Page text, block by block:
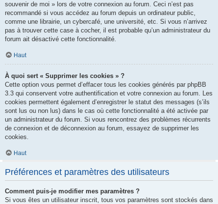
souvenir de moi » lors de votre connexion au forum. Ceci n’est pas
recommandé si vous accédez au forum depuis un ordinateur public,
comme une librairie, un cybercafé, une université, etc. Si vous n’arrivez
pas à trouver cette case à cocher, il est probable qu’un administrateur du
forum ait désactivé cette fonctionnalité.
Haut
À quoi sert « Supprimer les cookies » ?
Cette option vous permet d’effacer tous les cookies générés par phpBB
3.3 qui conservent votre authentification et votre connexion au forum. Les
cookies permettent également d’enregistrer le statut des messages (s’ils
sont lus ou non lus) dans le cas où cette fonctionnalité a été activée par
un administrateur du forum. Si vous rencontrez des problèmes récurrents
de connexion et de déconnexion au forum, essayez de supprimer les
cookies.
Haut
Préférences et paramètres des utilisateurs
Comment puis-je modifier mes paramètres ?
Si vous êtes un utilisateur inscrit, tous vos paramètres sont stockés dans